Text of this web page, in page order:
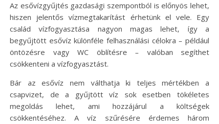
Az esővízgyűjtés gazdasági szempontból is előnyös lehet,
hiszen jelentős vízmegtakarítást érhetünk el vele. Egy
család vízfogyasztása nagyon magas lehet, így a
begyűjtött esővíz különféle felhasználási célokra – például
öntözésre vagy WC öblítésre – valóban segíthet
csökkenteni a vízfogyasztást.
Bár az esővíz nem válthatja ki teljes mértékben a
csapvizet, de a gyűjtött víz sok esetben tökéletes
megoldás lehet, ami hozzájárul a költségek
csökkentéséhez. A víz szűrésére érdemes három